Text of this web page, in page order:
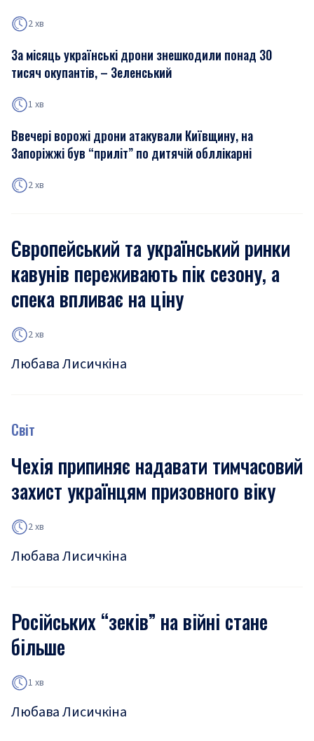
2 хв
За місяць українські дрони знешкодили понад 30
тисяч окупантів, – Зеленський
1 хв
Ввечері ворожі дрони атакували Київщину, на
Запоріжжі був “приліт” по дитячій обллікарні
2 хв
Європейський та український ринки
кавунів переживають пік сезону, а
спека впливає на ціну
2 хв
Любава Лисичкіна
Світ
Чехія припиняє надавати тимчасовий
захист українцям призовного віку
2 хв
Любава Лисичкіна
Російських “зеків” на війні стане
більше
1 хв
Любава Лисичкіна